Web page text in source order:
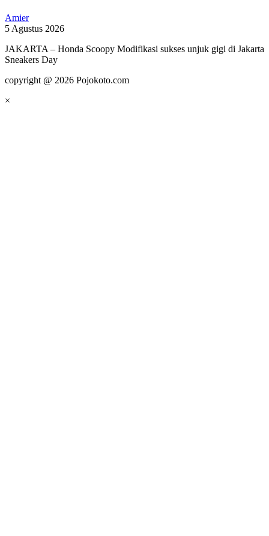
Amier
5 Agustus 2026
JAKARTA – Honda Scoopy Modifikasi sukses unjuk gigi di Jakarta
Sneakers Day
copyright @ 2026 Pojokoto.com
×